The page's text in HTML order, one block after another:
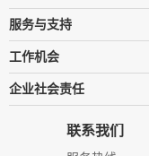
服务与支持
工作机会
企业社会责任
联系我们